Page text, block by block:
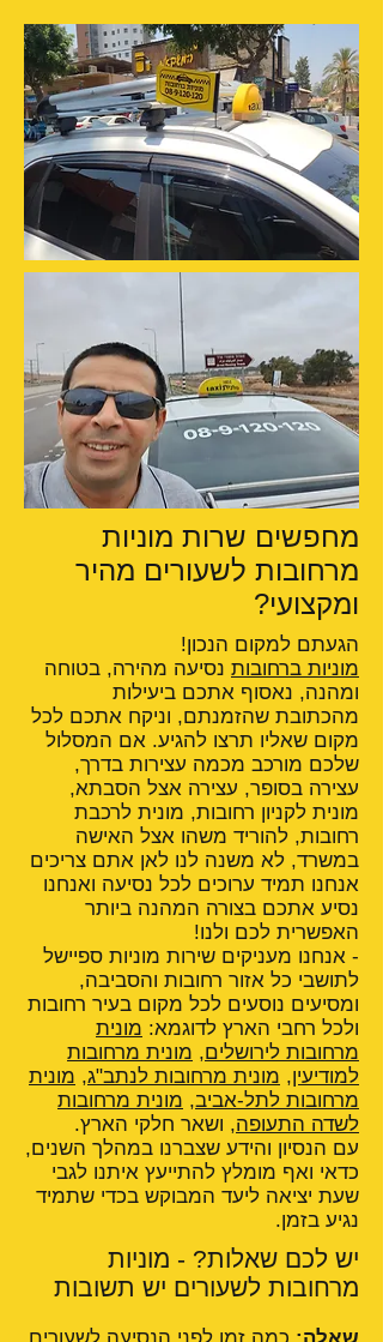
מחפשים שרות מוניות
מרחובות לשעורים מהיר
ומקצועי?
הגעתם למקום הנכון!
מוניות ברחובות נסיעה מהירה, בטוחה
ומהנה, נאסוף אתכם ביעילות
מהכתובת שהזמנתם, וניקח אתכם לכל
מקום שאליו תרצו להגיע. אם המסלול
שלכם מורכב מכמה עצירות בדרך,
עצירה בסופר, עצירה אצל הסבתא,
מונית לקניון רחובות, מונית לרכבת
רחובות, להוריד משהו אצל האישה
במשרד, לא משנה לנו לאן אתם צריכים
אנחנו תמיד ערוכים לכל נסיעה ואנחנו
נסיע אתכם בצורה המהנה ביותר
האפשרית לכם ולנו!
- אנחנו מעניקים שירות מוניות ספיישל
לתושבי כל אזור רחובות והסביבה,
ומסיעים נוסעים לכל מקום בעיר רחובות
ולכל רחבי הארץ לדוגמא: מונית
מרחובות לירושלים, מונית מרחובות
למודיעין, מונית מרחובות לנתב"ג, מונית
מרחובות לתל-אביב, מונית מרחובות
לשדה התעופה, ושאר חלקי הארץ.
עם הנסיון והידע שצברנו במהלך השנים,
כדאי ואף מומלץ להתייעץ איתנו לגבי
שעת יציאה ליעד המבוקש בכדי שתמיד
נגיע בזמן.
יש לכם שאלות? - מוניות
מרחובות לשעורים יש תשובות